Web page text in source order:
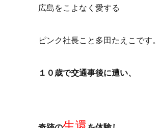
広島をこよなく愛する
ピンク社長こと多田たえこです。
１０歳で交通事後に遭い、